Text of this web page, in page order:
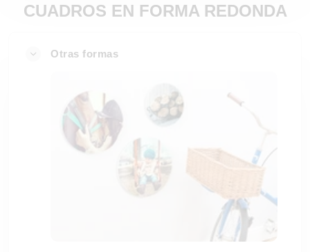
CUADROS EN FORMA REDONDA
Otras formas